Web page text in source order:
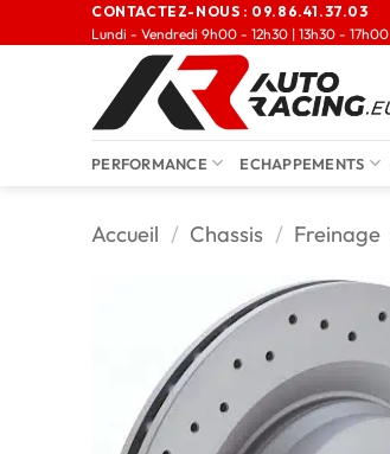
CONTACTEZ-NOUS : 09.86.41.37.03
Lundi - Vendredi 9h00 - 12h30 | 13h30 - 17h00
PERFORMANCE ECHAPPEMENTS
Accueil / Chassis / Freinage